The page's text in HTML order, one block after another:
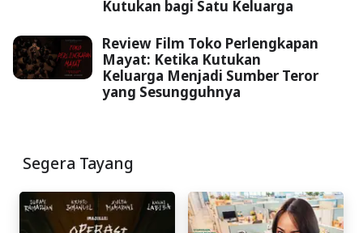
Kutukan bagi Satu Keluarga
Review Film Toko Perlengkapan
Mayat: Ketika Kutukan
Keluarga Menjadi Sumber Teror
yang Sesungguhnya
Segera Tayang